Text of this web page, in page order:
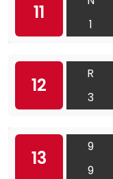
11
1
12
R
3
13
9
9